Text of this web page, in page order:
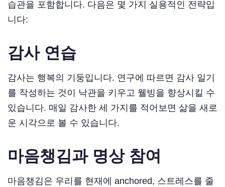
습관을 포함합니다. 다음은 몇 가지 실용적인 전략입
니다:
감사 연습
감사는 행복의 기둥입니다. 연구에 따르면 감사 일기
를 작성하는 것이 낙관을 키우고 웰빙을 향상시킬 수
있습니다. 매일 감사한 세 가지를 적어보면 삶을 새로
운 시각으로 볼 수 있습니다.
마음챙김과 명상 참여
마음챙김은 우리를 현재에 anchored, 스트레스를 줄